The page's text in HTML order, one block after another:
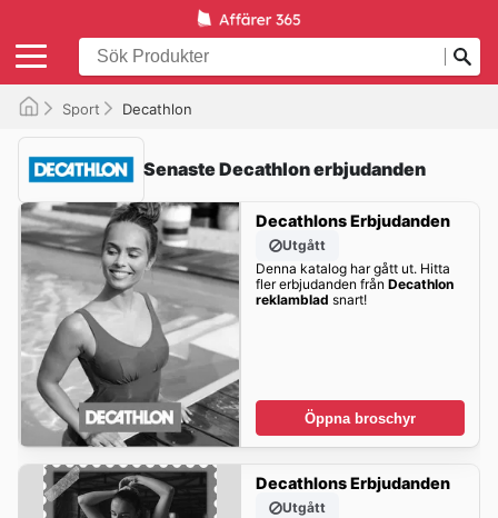
Sport Decathlon
Senaste Decathlon erbjudanden
Decathlons Erbjudanden
Utgått
Denna katalog har gått ut. Hitta
fler erbjudanden från Decathlon
reklamblad snart!
Öppna broschyr
Decathlons Erbjudanden
Utgått